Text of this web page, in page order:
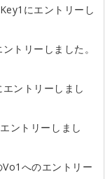
にエントリーし
トリーしました。
ントリーしまし
ントリーしまし
Vo1へのエントリー